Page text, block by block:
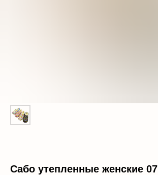
Сабо утепленные женские 07